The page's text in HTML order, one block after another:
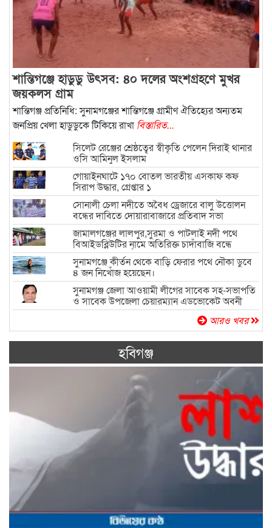
শান্তিগঞ্জে হাডুডু উৎসব: ৪০ দলের অংশগ্রহণে মুখর
জয়কলস গ্রাম
শান্তিগঞ্জ প্রতিনিধি: সুনামগঞ্জের শান্তিগঞ্জে গ্রামীণ ঐতিহ্যের অন্যতম
জনপ্রিয় খেলা হাডুডুকে টিকিয়ে রাখা বিস্তারিত...
সিলেট রেঞ্জের শ্রেষ্ঠত্বের স্বীকৃতি পেলেন দিরাই থানার
ওসি আমিনুল ইসলাম
গোয়াইনঘাটে ১৭০ বোতল ভারতীয় এসকাফ কফ
সিরাপ উদ্ধার, গ্রেপ্তার ১
সোনালী চেলা নদীতে অবৈধ ড্রেজারে বালু উত্তোলন
বন্ধের দাবিতে দোয়ারাবাজারে প্রতিবাদ সভা
জামালগঞ্জের লালপুর,সুরমা ও পাটলাই নদী পথে
বিআইডব্লিউটির নামে অতিরিক্ত চাদাঁবাজি বন্ধে
মানববন্ধন-অনির্দিষ্টকালের নৌ ধর্মঘট
সুনামগঞ্জে কীর্তন থেকে বাড়ি ফেরার পথে নৌকা ডুবে
৪ জন নিখোঁজ হয়েছেন।
সুনামগঞ্জ জেলা আওয়ামী লীগের সাবেক সহ-সভাপতি
ও সাবেক উপজেলা চেয়ারম্যান এডভোকেট অবনী
মোহন দাসের প্রথম মৃত্যুবার্ষিকী
আরও খবর
হবিগঞ্জ